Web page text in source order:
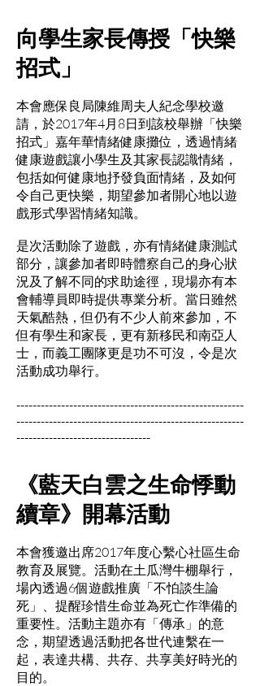
向學生家長傳授「快樂
招式」
本會應保良局陳維周夫人紀念學校邀
請，於2017年4月8日到該校舉辦「快樂
招式」嘉年華情緒健康攤位，透過情緒
健康遊戲讓小學生及其家長認識情緒，
包括如何健康地抒發負面情緒，及如何
令自己更快樂，期望參加者開心地以遊
戲形式學習情緒知識。
是次活動除了遊戲，亦有情緒健康測試
部分，讓參加者即時體察自己的身心狀
況及了解不同的求助途徑，現場亦有本
會輔導員即時提供專業分析。當日雖然
天氣酷熱，但仍有不少人前來參加，不
但有學生和家長，更有新移民和南亞人
士，而義工團隊更是功不可沒，令是次
活動成功舉行。
--------------------------------------------------------
--------------------------------------------------------
---------------------------------
《藍天白雲之生命悸動
續章》開幕活動
本會獲邀出席2017年度心繫心社區生命
教育及展覽。活動在土瓜灣牛棚舉行，
場內透過6個遊戲推廣「不怕談生論
死」、提醒珍惜生命並為死亡作準備的
重要性。活動主題亦有「傳承」的意
念，期望透過活動把各世代連繫在一
起，表達共構、共存、共享美好時光的
目的。